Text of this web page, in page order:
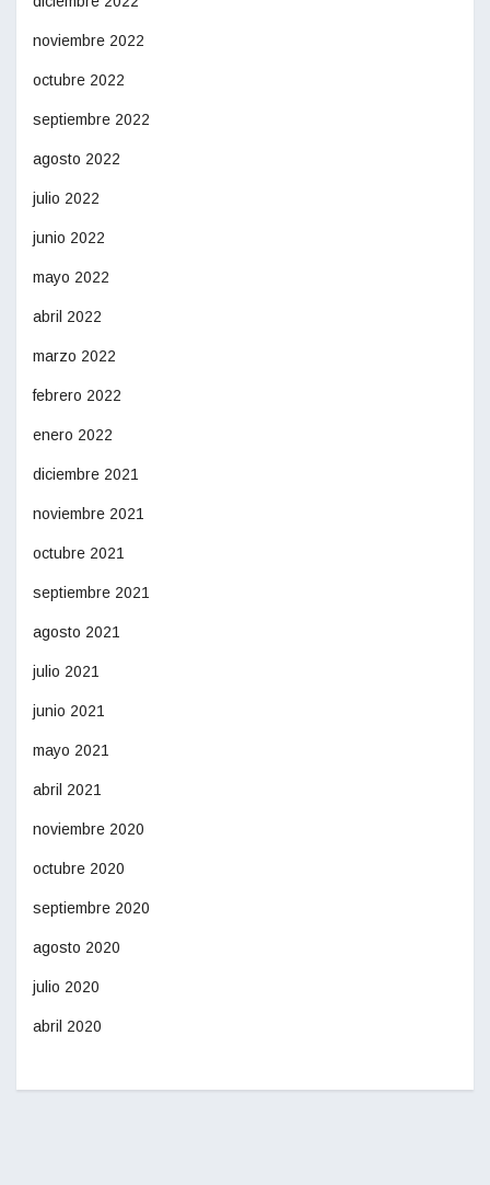
noviembre 2022
octubre 2022
septiembre 2022
agosto 2022
julio 2022
junio 2022
mayo 2022
abril 2022
marzo 2022
febrero 2022
enero 2022
diciembre 2021
noviembre 2021
octubre 2021
septiembre 2021
agosto 2021
julio 2021
junio 2021
mayo 2021
abril 2021
noviembre 2020
octubre 2020
septiembre 2020
agosto 2020
julio 2020
abril 2020